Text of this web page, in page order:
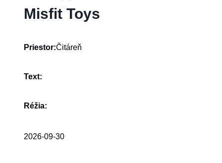
Misfit Toys
Priestor:Čitáreň
Text:
Réžia:
2026-09-30